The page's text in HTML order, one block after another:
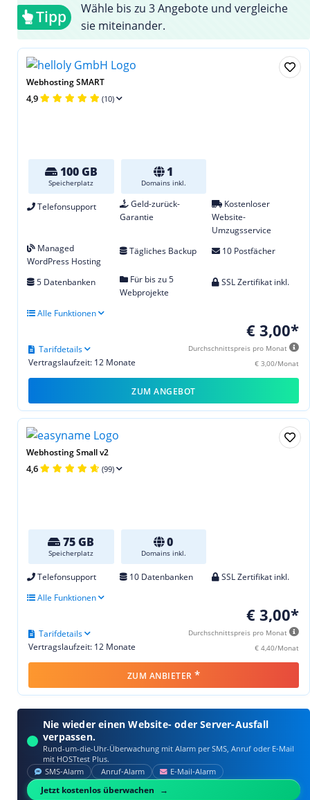
Tipp
Wähle bis zu 3 Angebote und vergleiche
sie miteinander.
Webhosting SMART
4,9 (10)
100 GB
Speicherplatz
1
Domains inkl.
Telefonsupport
Geld-zurück-
Garantie
Kostenloser
Website-
Umzugsservice
Managed
WordPress Hosting
Tägliches Backup 10 Postfächer
5 Datenbanken
Für bis zu 5
Webprojekte
SSL Zertifikat inkl.
Alle Funktionen
€ 3,00*
Durchschnittspreis pro Monat
€ 3,00/Monat
Vertragslaufzeit: 12 Monate
Tarifdetails
ZUM ANGEBOT
Webhosting Small v2
4,6 (99)
75 GB
Speicherplatz
0
Domains inkl.
Telefonsupport 10 Datenbanken
SSL Zertifikat inkl.
Alle Funktionen
€ 3,00*
Durchschnittspreis pro Monat
€ 4,40/Monat
Vertragslaufzeit: 12 Monate
Tarifdetails
ZUM ANBIETER *
Nie wieder einen Website- oder Server-Ausfall
verpassen.
Rund-um-die-Uhr-Überwachung mit Alarm per SMS, Anruf oder E‑Mail
mit HOSTtest Plus.
SMS‑Alarm Anruf‑Alarm E‑Mail‑Alarm
Jetzt kostenlos überwachen